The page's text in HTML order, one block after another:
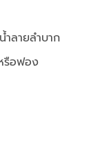
ลายลำบาก
รือฟอง